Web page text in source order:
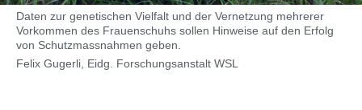
Daten zur genetischen Vielfalt und der Vernetzung mehrerer
Vorkommen des Frauenschuhs sollen Hinweise auf den Erfolg
von Schutzmassnahmen geben.
Felix Gugerli, Eidg. Forschungsanstalt WSL